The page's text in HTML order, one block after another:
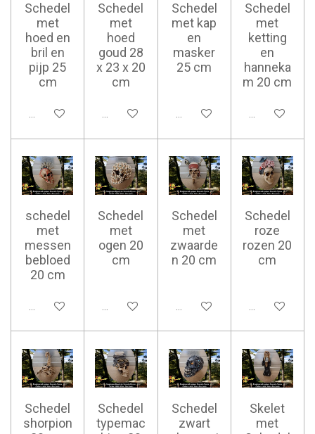
Schedel
met
hoed en
bril en
pijp 25
cm
Ajouter au panier
Schedel
met
hoed
goud 28
x 23 x 20
cm
Ajouter au panier
Schedel
met kap
en
masker
25 cm
Ajouter au panier
Schedel
met
ketting
en
hanneka
m 20 cm
Ajouter au
schedel
met
messen
bebloed
20 cm
Ajouter au panier
Schedel
met
ogen 20
cm
Ajouter au panier
Schedel
met
zwaarde
n 20 cm
Ajouter au panier
Schedel
roze
rozen 20
cm
Ajouter au
Schedel
shorpion
Schedel
typemac
Schedel
zwart
Skelet
met